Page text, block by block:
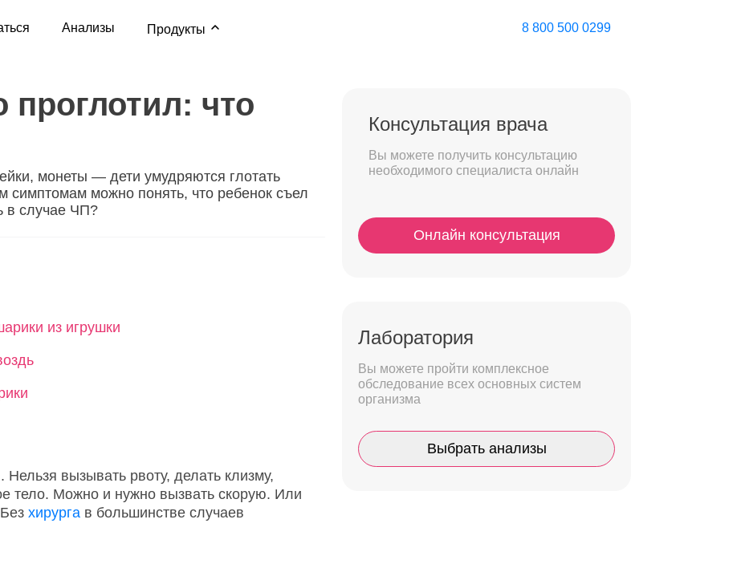
Анализы Продукты 8 800 500 0299
проглотил: что
монеты — дети умудряются глотать
можно понять, что ребенок съел
в случае ЧП?
из игрушки
вызывать рвоту, делать клизму,
тело. Можно и нужно вызвать скорую. Или
хирурга в большинстве случаев
Консультация врача
Вы можете получить консультацию
необходимого специалиста онлайн
Онлайн консультация
Лаборатория
Вы можете пройти комплексное
обследование всех основных систем
организма
Выбрать анализы